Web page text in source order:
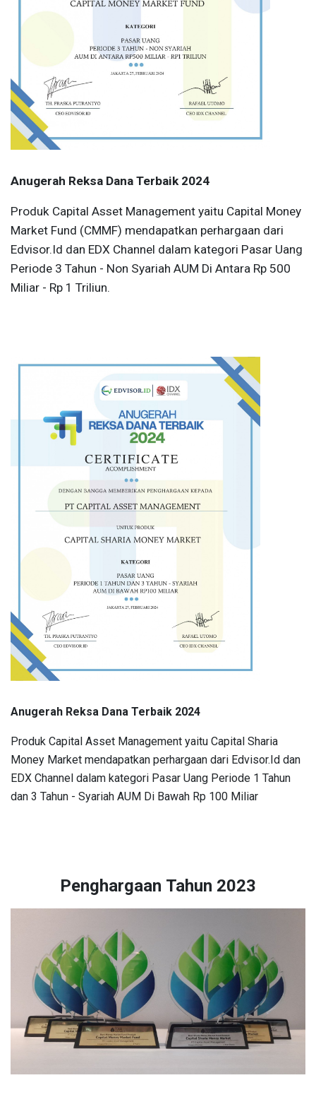
Anugerah Reksa Dana Terbaik 2024
Produk Capital Asset Management yaitu Capital Money
Market Fund (CMMF) mendapatkan perhargaan dari
Edvisor.Id dan EDX Channel dalam kategori Pasar Uang
Periode 3 Tahun - Non Syariah AUM Di Antara Rp 500
Miliar - Rp 1 Triliun.
Anugerah Reksa Dana Terbaik 2024
Produk Capital Asset Management yaitu Capital Sharia
Money Market mendapatkan perhargaan dari Edvisor.Id dan
EDX Channel dalam kategori Pasar Uang Periode 1 Tahun
dan 3 Tahun - Syariah AUM Di Bawah Rp 100 Miliar
Penghargaan Tahun 2023